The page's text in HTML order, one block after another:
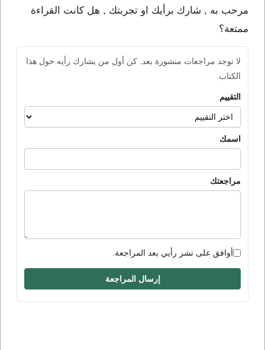
مرحب به , شارك برأيك او تجربتك , هل كانت القراءة
ممتعة؟
لا توجد مراجعات منشورة بعد. كن أول من يشارك رأيه حول هذا
الكتاب.
التقييم
اسمك
مراجعتك
أوافق على نشر رأيي بعد المراجعة.
إرسال المراجعة